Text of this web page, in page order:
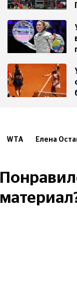
WTA Елена